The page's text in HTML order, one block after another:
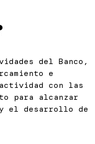
del Banco,
e
con las
para alcanzar
el desarrollo de